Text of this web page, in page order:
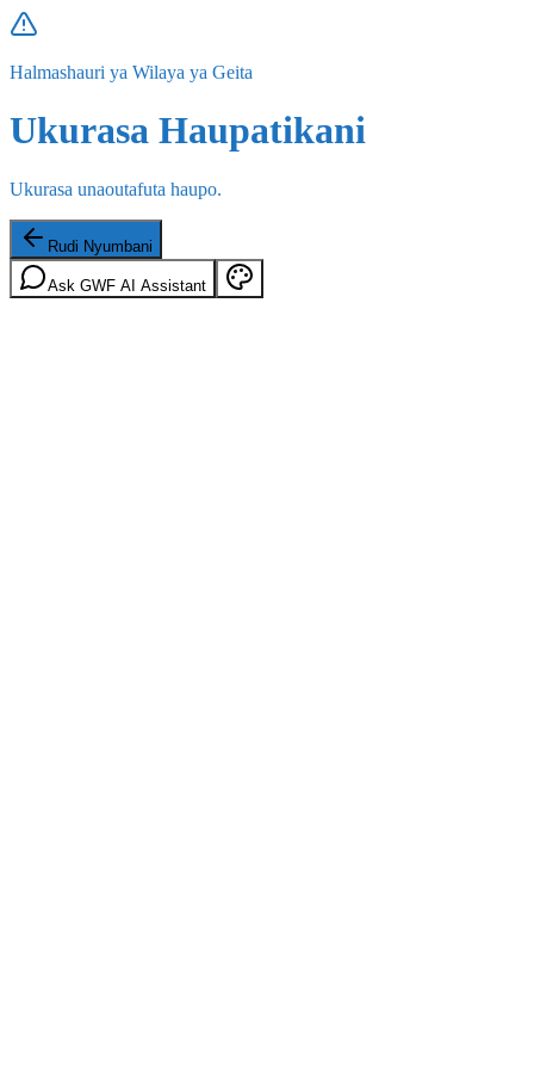
Halmashauri ya Wilaya ya Geita
Ukurasa Haupatikani
Ukurasa unaoutafuta haupo.
Rudi Nyumbani
Ask GWF AI Assistant